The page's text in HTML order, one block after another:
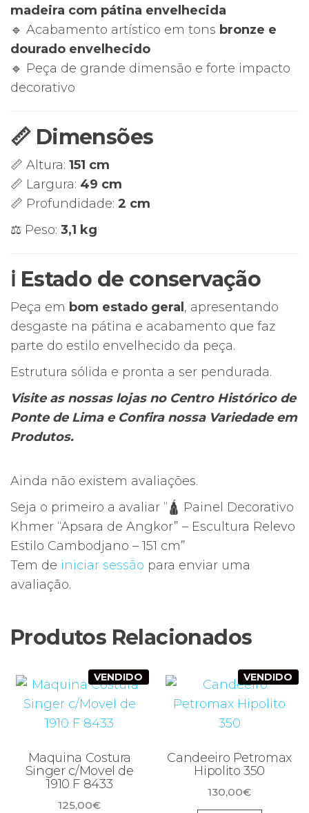
madeira com pátina envelhecida
🔹 Acabamento artístico em tons bronze e
dourado envelhecido
🔹 Peça de grande dimensão e forte impacto
decorativo
📏 Dimensões
📏 Altura: 151 cm
📏 Largura: 49 cm
📏 Profundidade: 2 cm
⚖️ Peso: 3,1 kg
ℹ️ Estado de conservação
Peça em bom estado geral , apresentando
desgaste na pátina e acabamento que faz
parte do estilo envelhecido da peça.
Estrutura sólida e pronta a ser pendurada.
Visite as nossas lojas no Centro Histórico de
Ponte de Lima e Confira nossa Variedade em
Produtos.
Ainda não existem avaliações.
Seja o primeiro a avaliar “🛕 Painel Decorativo
Khmer “Apsara de Angkor” – Escultura Relevo
Estilo Cambodjano – 151 cm”
Tem de iniciar sessão para enviar uma
avaliação.
Produtos Relacionados
VENDIDO
Maquina Costura
Singer c/Movel de
1910 F 8433
125,00€
VENDIDO
Candeeiro Petromax
Hipolito 350
130,00€